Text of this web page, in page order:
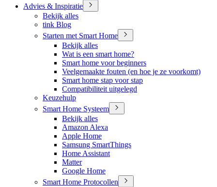
Advies & Inspiratie
Bekijk alles
tink Blog
Starten met Smart Home
Bekijk alles
Wat is een smart home?
Smart home voor beginners
Veelgemaakte fouten (en hoe je ze voorkomt)
Smart home stap voor stap
Compatibiliteit uitgelegd
Keuzehulp
Smart Home Systeem
Bekijk alles
Amazon Alexa
Apple Home
Samsung SmartThings
Home Assistant
Matter
Google Home
Smart Home Protocollen